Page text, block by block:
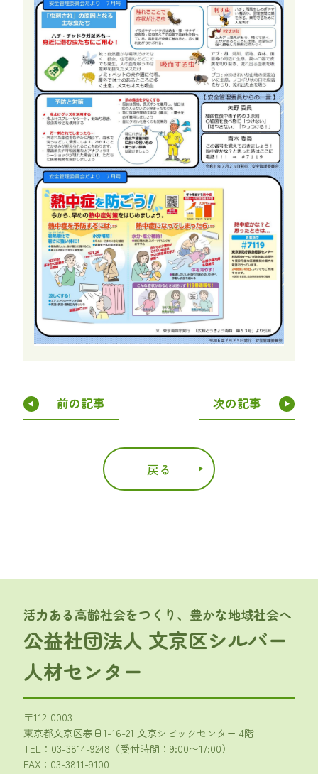
前の記事 次の記事
戻る
活力ある高齢社会をつくり、豊かな地域社会へ
公益社団法人 文京区シルバー
人材センター
〒112-0003
東京都文京区春日1-16-21 文京シビックセンター 4階
TEL： 03-3814-9248 （受付時間：9:00〜17:00）
FAX：03-3811-9100